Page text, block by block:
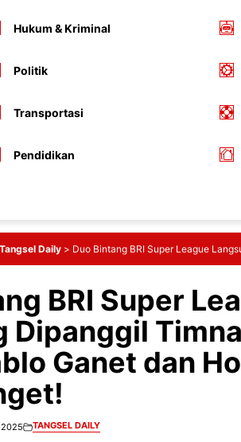
Hukum & Kriminal
Politik
Transportasi
Pendidikan
Tangsel Daily > Duo Bintang BRI Super League
BRI Super
Dipanggil
Ganet dan
TANGSEL DAILY